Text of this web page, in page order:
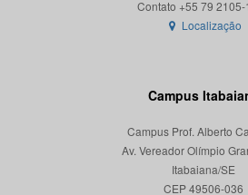
Localização
Campus
Campus Prof. Alberto
Av. Vereador Olímpio
Itabaiana/SE
CEP 49506-036